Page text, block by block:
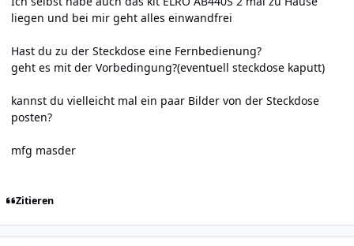
liegen und bei mir geht alles einwandfrei
Hast du zu der Steckdose eine Fernbedienung?
geht es mit der Vorbedingung?(eventuell steckdose kaputt)
kannst du vielleicht mal ein paar Bilder von der Steckdose
posten?
mfg masder
Zitieren